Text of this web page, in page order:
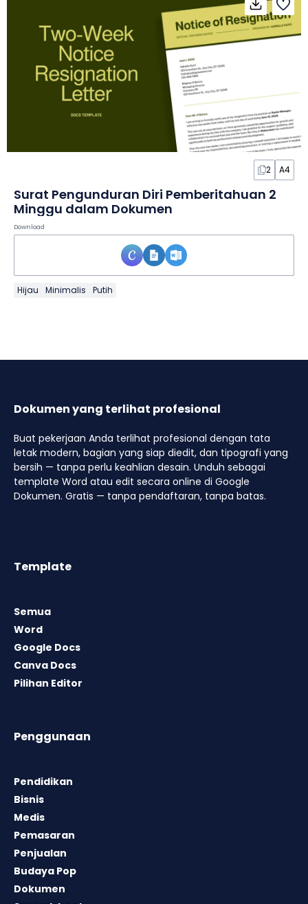
2 A4
Surat Pengunduran Diri Pemberitahuan 2
Minggu dalam Dokumen
Download
Hijau Minimalis Putih
Dokumen yang terlihat profesional
Buat pekerjaan Anda terlihat profesional dengan tata
letak modern, bagian yang siap diedit, dan tipografi yang
bersih — tanpa perlu keahlian desain. Unduh sebagai
template Word atau edit secara online di Google
Dokumen. Gratis — tanpa pendaftaran, tanpa batas.
Template
Semua
Word
Google Docs
Canva Docs
Pilihan Editor
Penggunaan
Pendidikan
Bisnis
Medis
Pemasaran
Penjualan
Budaya Pop
Dokumen